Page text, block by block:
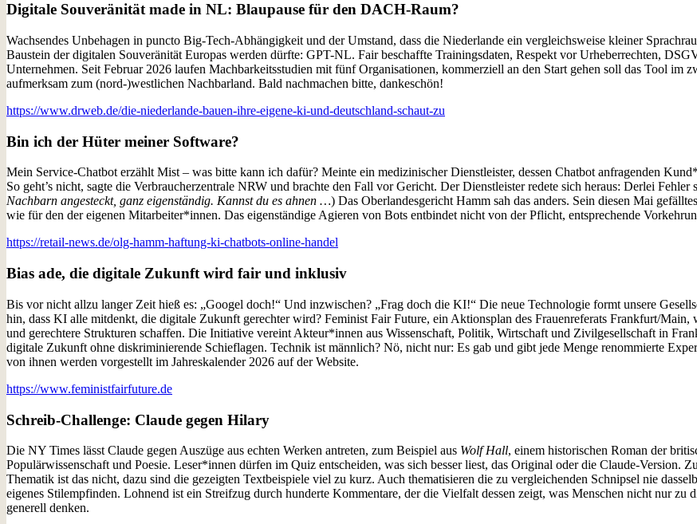
Digitale Souveränität made in NL: Blaupause für den DACH-Raum?
Wachsendes Unbehagen in puncto Big-Tech-Abhängigkeit und der Umstand, dass die Niederlande ein vergleichsweise kleiner
Baustein der digitalen Souveränität Europas werden dürfte: GPT-NL. Fair beschaffte Trainingsdaten, Respekt vor Urheberrechten,
Unternehmen. Seit Februar 2026 laufen Machbarkeitsstudien mit fünf Organisationen, kommerziell an den Start gehen soll das Tool
aufmerksam zum (nord-)westlichen Nachbarland. Bald nachmachen bitte, dankeschön!
https://www.drweb.de/die-niederlande-bauen-ihre-eigene-ki-und-deutschland-schaut-zu
Bin ich der Hüter meiner Software?
Mein Service-Chatbot erzählt Mist – was bitte kann ich dafür? Meinte ein medizinischer Dienstleister, dessen Chatbot anfragenden
So geht’s nicht, sagte die Verbraucherzentrale NRW und brachte den Fall vor Gericht. Der Dienstleister redete sich heraus: Derlei Fehler
Nachbarn angesteckt, ganz eigenständig. Kannst du es ahnen …) Das Oberlandesgericht Hamm sah das anders. Sein diesen Mai
wie für den der eigenen Mitarbeiter*innen. Das eigenständige Agieren von Bots entbindet nicht von der Pflicht, entsprechende
https://retail-news.de/olg-hamm-haftung-ki-chatbots-online-handel
Bias ade, die digitale Zukunft wird fair und inklusiv
Bis vor nicht allzu langer Zeit hieß es: „Googel doch!“ Und inzwischen? „Frag doch die KI!“ Die neue Technologie formt unsere
hin, dass KI alle mitdenkt, die digitale Zukunft gerechter wird? Feminist Fair Future, ein Aktionsplan des Frauenreferats Frankfurt/
und gerechtere Strukturen schaffen. Die Initiative vereint Akteur*innen aus Wissenschaft, Politik, Wirtschaft und Zivilgesellschaft in
digitale Zukunft ohne diskriminierende Schieflagen. Technik ist männlich? Nö, nicht nur: Es gab und gibt jede Menge renommierte
von ihnen werden vorgestellt im Jahreskalender 2026 auf der Website.
https://www.feministfairfuture.de
Schreib-Challenge: Claude gegen Hilary
Die NY Times lässt Claude gegen Auszüge aus echten Werken antreten, zum Beispiel aus Wolf Hall, einem historischen Roman der
Populärwissenschaft und Poesie. Leser*innen dürfen im Quiz entscheiden, was sich besser liest, das Original oder die Claude-Version.
Thematik ist das nicht, dazu sind die gezeigten Textbeispiele viel zu kurz. Auch thematisieren die zu vergleichenden Schnipsel nie
eigenes Stilempfinden. Lohnend ist ein Streifzug durch hunderte Kommentare, der die Vielfalt dessen zeigt, was Menschen nicht nur
generell denken.